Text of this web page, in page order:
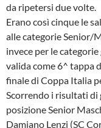
da ripetersi due volte.
Erano così cinque le
alle categorie Senior/
invece per le
valida come 6^ tappa
finale di Coppa Italia
Scorrendo i risultati di
posizione Senior
Damiano Lenzi (SC